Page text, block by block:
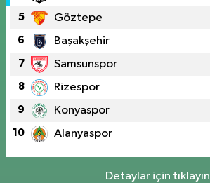
5 Göztepe
6 Başakşehir
7 Samsunspor
8 Rizespor
9 Konyaspor
10 Alanyaspor
Detaylar için tıklayın